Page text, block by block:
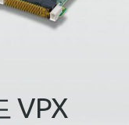
VPX